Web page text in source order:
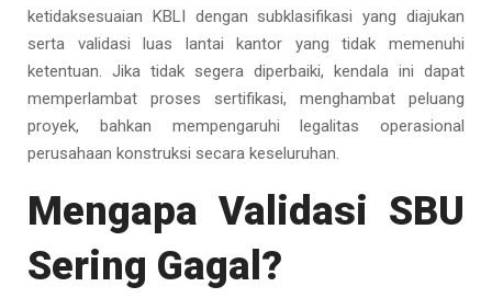
ketidaksesuaian KBLI dengan subklasifikasi yang diajukan
serta validasi luas lantai kantor yang tidak memenuhi
ketentuan. Jika tidak segera diperbaiki, kendala ini dapat
memperlambat proses sertifikasi, menghambat peluang
proyek, bahkan mempengaruhi legalitas operasional
perusahaan konstruksi secara keseluruhan.
Mengapa Validasi SBU
Sering Gagal?